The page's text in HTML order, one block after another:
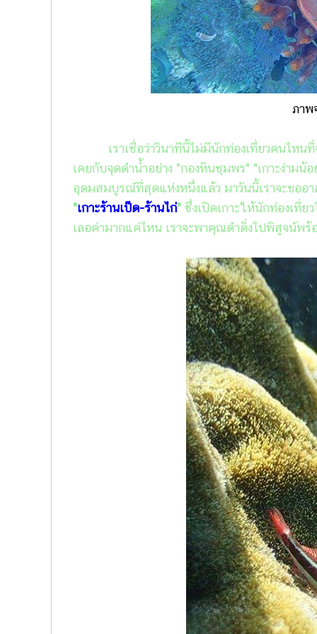
ภาพ
เราเชื่อว่าวินาทีนี้ไม่มีนักท่องเที่ยวคนไหนที่จ
เคยกับจุดดำน้ำอย่าง "กองหินชุมพร" "เกาะง่ามน้
อุดมสมบูรณ์ที่สุดแห่งหนึ่งแล้ว มาวันนี้เราจะขออ
"เกาะร้านเป็ด-ร้านไก่" ซึ่งเปิดเกาะให้นักท่องเที่ย
เลอค่ามากแค่ไหน เราจะพาคุณดำดิ่งไปพิสูจน์พร้